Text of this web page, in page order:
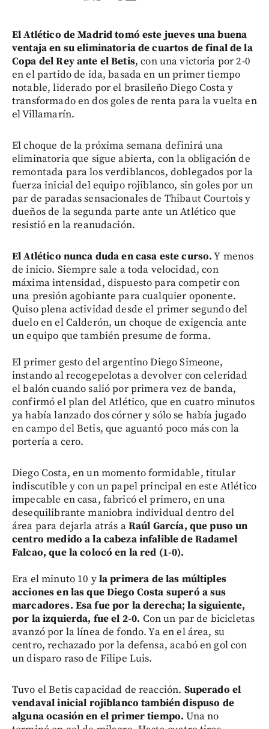
El Atlético de Madrid tomó este jueves una buena
ventaja en su eliminatoria de cuartos de final de la
Copa del Rey ante el Betis, con una victoria por 2-0
en el partido de ida, basada en un primer tiempo
notable, liderado por el brasileño Diego Costa y
transformado en dos goles de renta para la vuelta en
el Villamarín.
El choque de la próxima semana definirá una
eliminatoria que sigue abierta, con la obligación de
remontada para los verdiblancos, doblegados por la
fuerza inicial del equipo rojiblanco, sin goles por un
par de paradas sensacionales de Thibaut Courtois y
dueños de la segunda parte ante un Atlético que
resistió en la reanudación.
El Atlético nunca duda en casa este curso.Y menos
de inicio. Siempre sale a toda velocidad, con
máxima intensidad, dispuesto para competir con
una presión agobiante para cualquier oponente.
Quiso plena actividad desde el primer segundo del
duelo en el Calderón, un choque de exigencia ante
un equipo que también presume de forma.
El primer gesto del argentino Diego Simeone,
instando al recogepelotas a devolver con celeridad
el balón cuando salió por primera vez de banda,
confirmó el plan del Atlético, que en cuatro minutos
ya había lanzado dos córner y sólo se había jugado
en campo del Betis, que aguantó poco más con la
portería a cero.
Diego Costa, en un momento formidable, titular
indiscutible y con un papel principal en este Atlético
impecable en casa, fabricó el primero, en una
desequilibrante maniobra individual dentro del
área para dejarla atrás aRaúl García, que puso un
centro medido a la cabeza infalible de Radamel
Falcao, que la colocó en la red (1-0).
Era el minuto 10 yla primera de las múltiples
acciones en las que Diego Costa superó a sus
marcadores. Esa fue por la derecha; la siguiente,
por la izquierda, fue el 2-0. Con un par de bicicletas
avanzó por la línea de fondo. Ya en el área, su
centro, rechazado por la defensa, acabó en gol con
un disparo raso de Filipe Luis.
Tuvo el Betis capacidad de reacción. Superado el
vendaval inicial rojiblanco también dispuso de
alguna ocasión en el primer tiempo.Una no